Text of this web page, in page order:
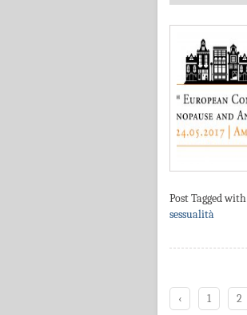
Post Tagged with
sessualità
‹ 1 2